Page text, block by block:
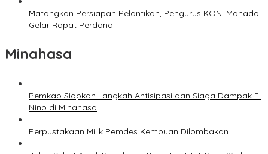
Matangkan Persiapan Pelantikan, Pengurus KONI Manado
Gelar Rapat Perdana
Minahasa
Pemkab Siapkan Langkah Antisipasi dan Siaga Dampak El
Nino di Minahasa
Perpustakaan Milik Pemdes Kembuan Dilombakan